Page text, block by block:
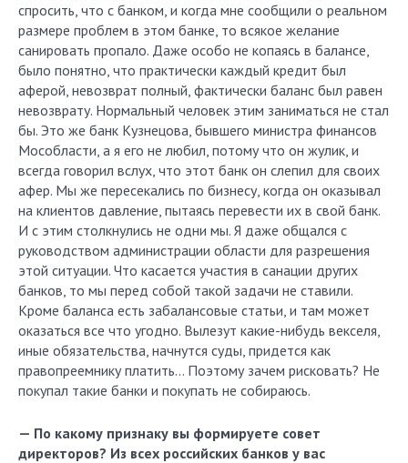
спросить, что с банком, и когда мне сообщили о реальном
размере проблем в этом банке, то всякое желание
санировать пропало. Даже особо не копаясь в балансе,
было понятно, что практически каждый кредит был
аферой, невозврат полный, фактически баланс был равен
невозврату. Нормальный человек этим заниматься не стал
бы. Это же банк Кузнецова, бывшего министра финансов
Мособласти, а я его не любил, потому что он жулик, и
всегда говорил вслух, что этот банк он слепил для своих
афер. Мы же пересекались по бизнесу, когда он оказывал
на клиентов давление, пытаясь перевести их в свой банк.
И с этим столкнулись не одни мы. Я даже общался с
руководством администрации области для разрешения
этой ситуации. Что касается участия в санации других
банков, то мы перед собой такой задачи не ставили.
Кроме баланса есть забалансовые статьи, и там может
оказаться все что угодно. Вылезут какие-нибудь векселя,
иные обязательства, начнутся суды, придется как
правопреемнику платить… Поэтому зачем рисковать? Не
покупал такие банки и покупать не собираюсь.
— По какому признаку вы формируете совет
директоров? Из всех российских банков у вас